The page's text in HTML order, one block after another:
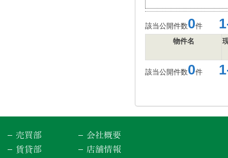
該当公開件数0件
物件名
該当公開件数0件
売買部
賃貸部
会社概要
店舗情報